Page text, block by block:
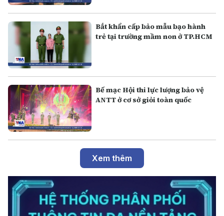
Bắt khẩn cấp bảo mẫu bạo hành
trẻ tại trường mầm non ở TP.HCM
Bế mạc Hội thi lực lượng bảo vệ
ANTT ở cơ sở giỏi toàn quốc
Xem thêm